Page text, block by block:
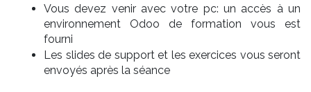
Vous devez venir avec votre pc: un accès à un
environnement Odoo de formation vous est
fourni
Les slides de support et les exercices vous seront
envoyés après la séance